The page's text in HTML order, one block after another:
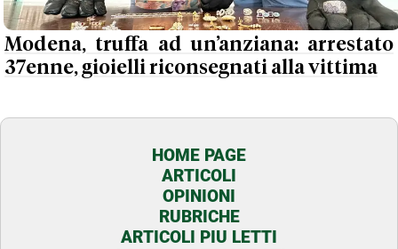
Modena, truffa ad un’anziana: arrestato
37enne, gioielli riconsegnati alla vittima
HOME PAGE
ARTICOLI
OPINIONI
RUBRICHE
ARTICOLI PIU LETTI